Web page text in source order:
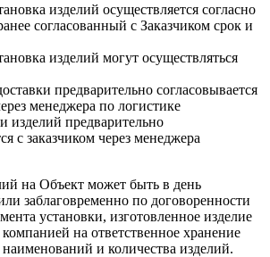
изделий осуществляется согласно
согласованный с Заказчиком срок и
изделий могут осуществляться
предварительно согласовывается
менеджера по логистике
изделий предварительно
с заказчиком через менеджера
на Объект может быть в день
заблаговременно по договоренности
установки, изготовленное изделие
на ответственное хранение
и количества изделий.